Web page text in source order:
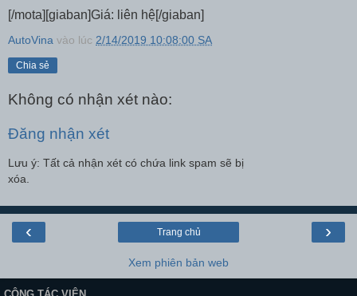
[/mota][giaban]Giá: liên hệ[/giaban]
AutoVina vào lúc 2/14/2019 10:08:00 SA
Chia sẻ
Không có nhận xét nào:
Đăng nhận xét
Lưu ý: Tất cả nhận xét có chứa link spam sẽ bị
xóa.
‹ ›
Trang chủ
Xem phiên bản web